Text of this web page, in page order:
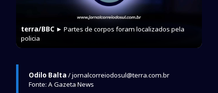
terra/BBC► Partes de corpos foram localizados pela
policia
Odilo Balta / jornalcorreiodosul@terra.com.br
Fonte: A Gazeta News